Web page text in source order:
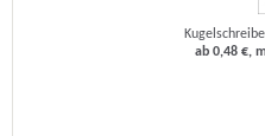
ab 0,48 €,